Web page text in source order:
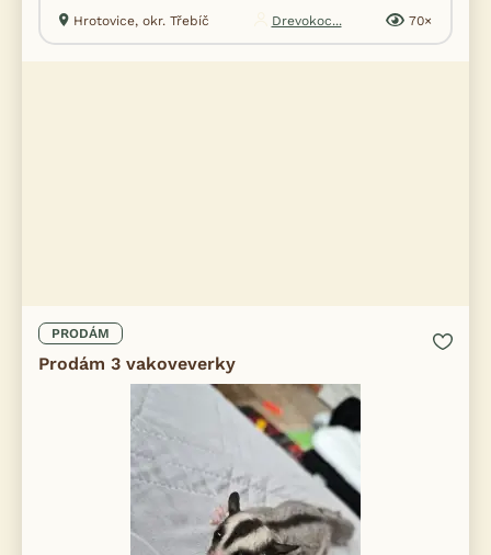
Hrotovice, okr. Třebíč
Drevokoc... 70×
PRODÁM
Prodám 3 vakoveverky